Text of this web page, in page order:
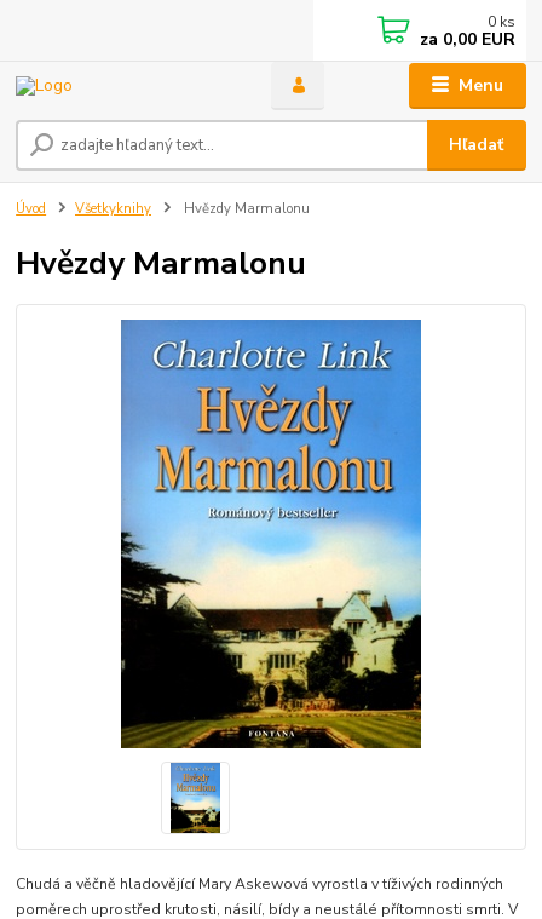
Menu
Hľadať
0 ks
za 0,00 EUR
Úvod Všetkyknihy Hvězdy Marmalonu
Hvězdy Marmalonu
Chudá a věčně hladovějící Mary Askewová vyrostla v tíživých rodinných
poměrech uprostřed krutosti, násilí, bídy a neustálé přítomnosti smrti. V